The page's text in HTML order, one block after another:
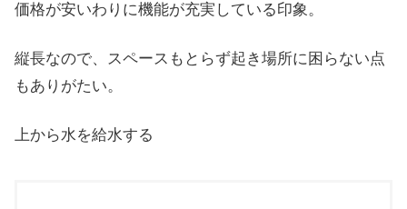
価格が安いわりに機能が充実している印象。
縦長なので、スペースもとらず起き場所に困らない点
もありがたい。
上から水を給水する